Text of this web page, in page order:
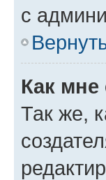
с
Как мне
Так же,